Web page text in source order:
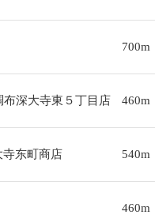
700m
深大寺東５丁目店 460m
寺东町商店 540m
460m